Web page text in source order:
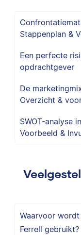
Stappenplan &
Een perfecte
opdrachtgever
De marketingmix
Overzicht &
SWOT-analyse
Voorbeeld &
Waarvoor
Ferrell gebruikt?